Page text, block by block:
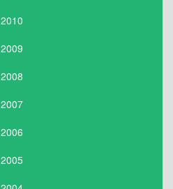
2010
2009
2008
2007
2006
2005